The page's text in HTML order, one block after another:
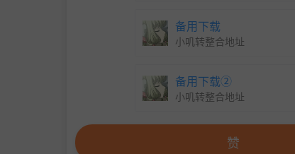
备用下载
小叽转整合地址
备用下载②
小叽转整合地址
赞